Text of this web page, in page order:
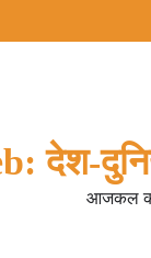
देश-
आजकल की